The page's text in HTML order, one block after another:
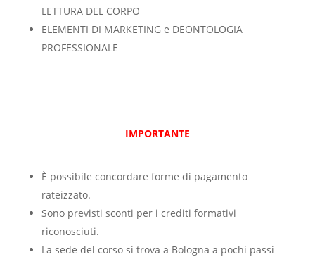
LETTURA DEL CORPO
ELEMENTI DI MARKETING e DEONTOLOGIA
PROFESSIONALE
IMPORTANTE
È possibile concordare forme di pagamento
rateizzato.
Sono previsti sconti per i crediti formativi
riconosciuti.
La sede del corso si trova a Bologna a pochi passi